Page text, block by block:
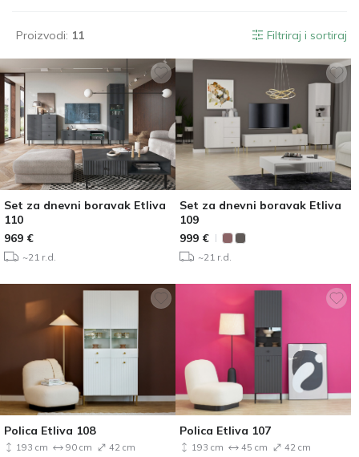
Proizvodi: 11 Filtriraj i sortiraj
Set za dnevni boravak Etliva
110
969 €
~21 r.d.
Set za dnevni boravak Etliva
109
999 €
~21 r.d.
Polica Etliva 108
193 cm 90 cm 42 cm
Polica Etliva 107
193 cm 45 cm 42 cm